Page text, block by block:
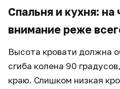
Спальня и кухня:
внимание реже
Высота кровати должна
сгиба колена 90
краю. Слишком низкая